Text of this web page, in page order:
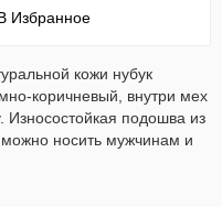
Избранное
кожи нубук
коричневый, внутри мех
Износостойкая подошва из
можно носить мужчинам и